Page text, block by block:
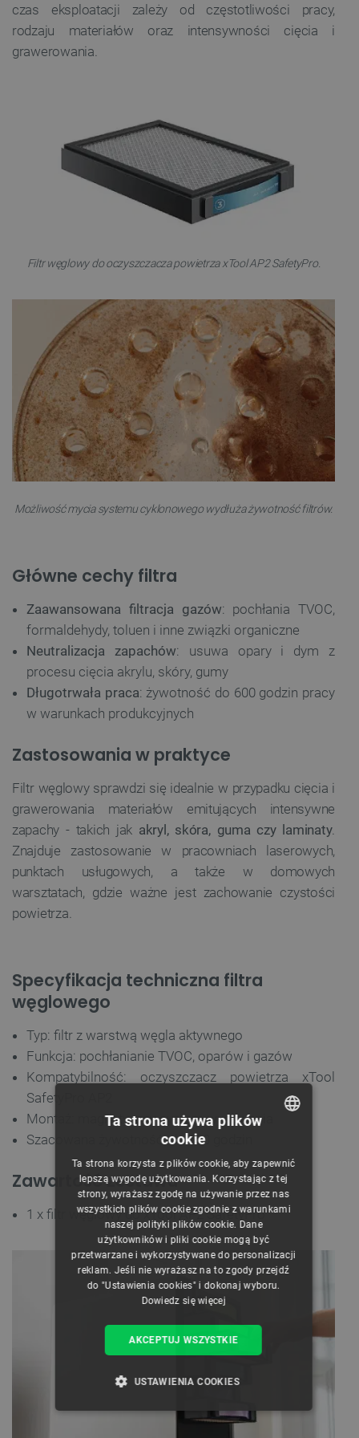
czas eksploatacji zależy od częstotliwości pracy,
rodzaju materiałów oraz intensywności cięcia i
grawerowania.
Filtr węglowy do oczyszczacza powietrza xTool AP2 SafetyPro.
Możliwość mycia systemu cyklonowego wydłuża żywotność filtrów.
Główne cechy filtra
Zaawansowana filtracja gazów: pochłania TVOC,
formaldehydy, toluen i inne związki organiczne
Neutralizacja zapachów: usuwa opary i dym z
procesu cięcia akrylu, skóry, gumy
Długotrwała praca: żywotność do 600 godzin pracy
w warunkach produkcyjnych
Zastosowania w praktyce
Filtr węglowy sprawdzi się idealnie w przypadku cięcia i
grawerowania materiałów emitujących intensywne
zapachy - takich jak akryl, skóra, guma czy laminaty.
Znajduje zastosowanie w pracowniach laserowych,
punktach usługowych, a także w domowych
warsztatach, gdzie ważne jest zachowanie czystości
powietrza.
Specyfikacja techniczna filtra
węglowego
Typ: filtr z warstwą węgla aktywnego
Funkcja: pochłanianie TVOC, oparów i gazów
Kompatybilność: oczyszczacz powietrza xTool
SafetyPro AP2
Montaż: magnetyczny system wysuwania
Szacowana żywotność: do 600 godzin
Zawartość zestawu
1 x filtr węglowy do xTool AP2 SafetyPro
CZECH
ENGLISH
GERMAN
Ta strona używa plików
cookie
Ta strona korzysta z plików cookie, aby zapewnić
lepszą wygodę użytkowania. Korzystając z tej
strony, wyrażasz zgodę na używanie przez nas
wszystkich plików cookie zgodnie z warunkami
naszej polityki plików cookie. Dane
użytkowników i pliki cookie mogą być
przetwarzane i wykorzystywane do personalizacji
reklam. Jeśli nie wyrażasz na to zgody przejdź
do "Ustawienia cookies" i dokonaj wyboru.
Dowiedz się więcej
AKCEPTUJ WSZYSTKIE
USTAWIENIA COOKIES
WYDAJNOŚĆ